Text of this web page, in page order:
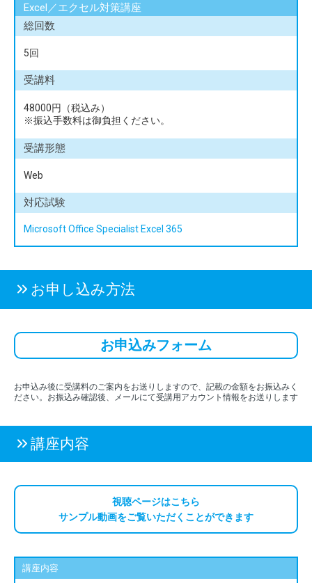
Excel／エクセル対策講座
総回数
5回
受講料
48000円（税込み）
※振込手数料は御負担ください。
受講形態
Web
対応試験
Microsoft Office Specialist Excel 365
お申し込み方法
お申込みフォーム
お申込み後に受講料のご案内をお送りしますので、記載の金額をお振込みく
ださい。お振込み確認後、メールにて受講用アカウント情報をお送りします
講座内容
視聴ページはこちら
サンプル動画をご覧いただくことができます
講座内容